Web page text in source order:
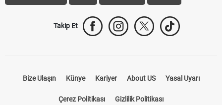
Takip Et
Bize Ulaşın Künye Kariyer About US Yasal Uyarı
Çerez Politikası Gizlilik Politikası